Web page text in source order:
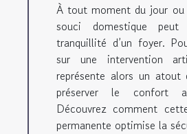
À tout moment du jour
souci domestique
tranquillité d’un foyer.
sur une intervention
représente alors un
préserver le confort
Découvrez comment
permanente optimise la